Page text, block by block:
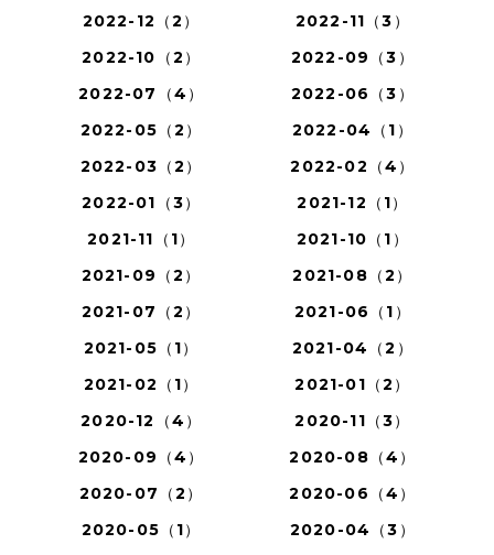
2022-12（2）
2022-11（3）
2022-10（2）
2022-09（3）
2022-07（4）
2022-06（3）
2022-05（2）
2022-04（1）
2022-03（2）
2022-02（4）
2022-01（3）
2021-12（1）
2021-11（1）
2021-10（1）
2021-09（2）
2021-08（2）
2021-07（2）
2021-06（1）
2021-05（1）
2021-04（2）
2021-02（1）
2021-01（2）
2020-12（4）
2020-11（3）
2020-09（4）
2020-08（4）
2020-07（2）
2020-06（4）
2020-05（1）
2020-04（3）